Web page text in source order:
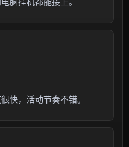
快，活动节奏不错。